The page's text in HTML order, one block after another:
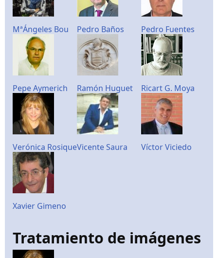
MªÁngeles Bou Pedro Baños Pedro Fuentes
Pepe Aymerich Ramón Huguet Ricart G. Moya
Verónica RosiqueVicente Saura Víctor Viciedo
Xavier Gimeno
Tratamiento de imágenes